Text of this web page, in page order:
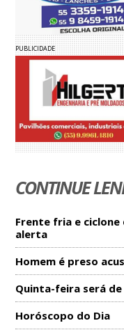
PUBLICIDADE
CONTINUE
Frente fria e
alerta
Homem é preso
Quinta-feira será
Horóscopo do Dia